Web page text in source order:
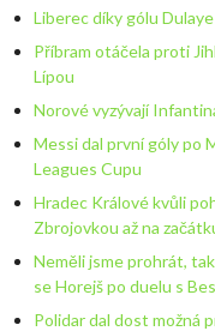
Liberec díky gólu
Příbram otáčela proti
Lípou
Norové vyzývají
Messi dal první góly po
Leagues Cupu
Hradec Králové kvůli
Zbrojovkou až na
Neměli jsme prohrát,
se Horejš po duelu s
Polidar dal dost možná